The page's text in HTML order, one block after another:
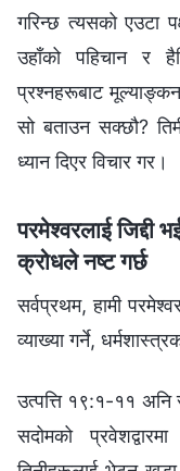
गरिन्छ त्यसको एउटा
उहाँको पहिचान र
प्रश्‍नहरूबाट
सो बताउन सक्छौ?
ध्यान दिएर विचार गर।
परमेश्‍वरलाई जिद्दी
क्रोधले नष्ट गर्छ
सर्वप्रथम, हामी
व्याख्या गर्ने,
उत्पत्ति १९:१-११ अनि
सदोमको